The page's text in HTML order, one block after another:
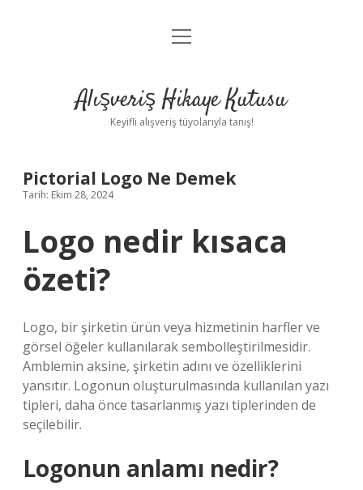
Anasayfa
Yasal Uyarı
menüyü
Alışveriş Hikaye Kutusu
Keyifli alışveriş tüyolarıyla tanış!
Pictorial Logo Ne Demek
Tarih: Ekim 28, 2024
Logo nedir kısaca
özeti?
Logo, bir şirketin ürün veya hizmetinin harfler ve
görsel öğeler kullanılarak sembolleştirilmesidir.
Amblemin aksine, şirketin adını ve özelliklerini
yansıtır. Logonun oluşturulmasında kullanılan yazı
tipleri, daha önce tasarlanmış yazı tiplerinden de
seçilebilir.
Logonun anlamı nedir?